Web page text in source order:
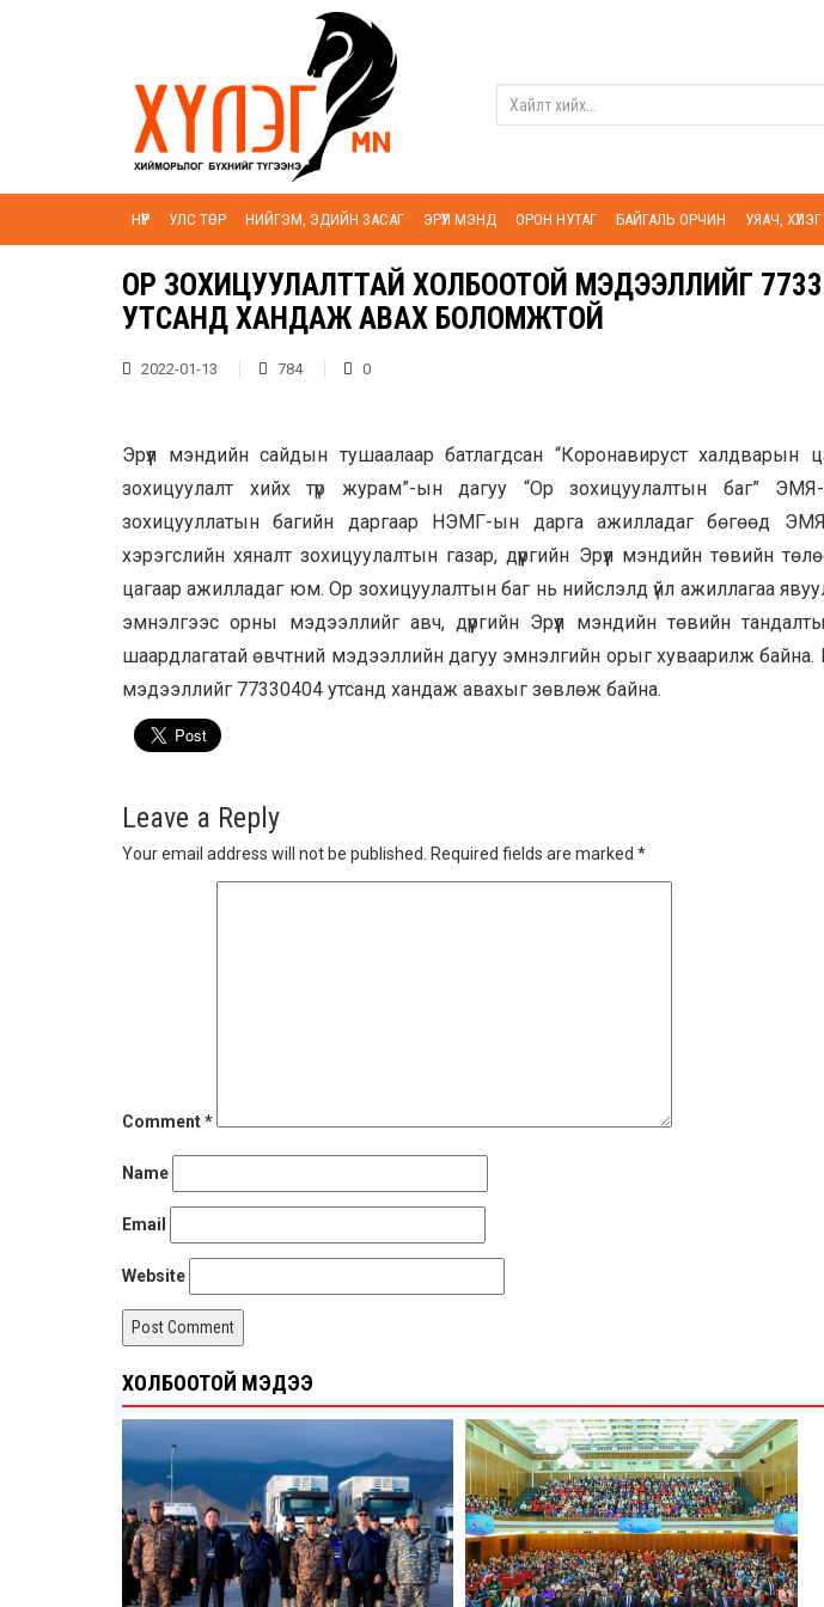
НҮҮР УЛС ТӨР НИЙГЭМ, ЭДИЙН ЗАСАГ ЭРҮҮЛ МЭНД ОРОН НУТАГ БАЙГАЛЬ ОРЧИН УЯАЧ,
ОР ЗОХИЦУУЛАЛТТАЙ ХОЛБООТОЙ МЭДЭЭЛЛИЙГ
УТСАНД ХАНДАЖ АВАХ БОЛОМЖТОЙ
2022-01-13 784 0
Эрүүл мэндийн сайдын тушаалаар батлагдсан “Коронавируст
зохицуулалт хийх түр журам”-ын дагуу “Ор зохицуулалтын баг”
зохицууллатын багийн даргаар НЭМГ-ын дарга ажилладаг бөгөөд
хэрэгслийн хяналт зохицуулалтын газар, дүүргийн Эрүүл мэндийн төвийн
цагаар ажилладаг юм. Ор зохицуулалтын баг нь нийслэлд үйл ажиллагаа
эмнэлгээс орны мэдээллийг авч, дүүргийн Эрүүл мэндийн төвийн
шаардлагатай өвчтний мэдээллийн дагуу эмнэлгийн орыг хуваарилж байна.
мэдээллийг 77330404 утсанд хандаж авахыг зөвлөж байна.
Leave a Reply
Your email address will not be published. Required fields are marked *
Comment*
Name
Email
Website
ХОЛБООТОЙ МЭДЭЭ